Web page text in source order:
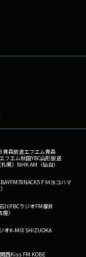
青森放送エフエム青森
エフエム秋田YBC山形放送
幌） NHK AM（仙台）
BAYFM78NACK5 ＦＭヨコハマ
川FBCラジオFM福井
）
オK-MIX SHIZUOKA
西Kiss FM KOBE